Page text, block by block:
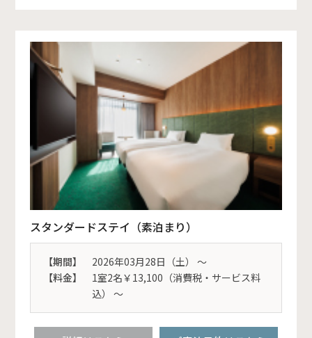
スタンダードステイ（素泊まり）
【期間】
2026年03月28日（土） 〜
【料金】
1室2名￥13,100（消費税・サービス料
込） ～